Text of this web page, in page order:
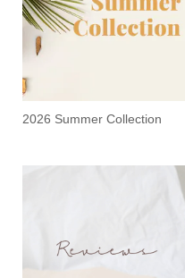
2026 Summer Collection